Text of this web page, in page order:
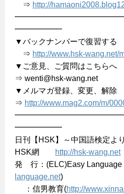
⇒ http://
━━━━━━
▼バックナンバーで復習する
⇒ http://www.hsk-wang.net/
▼ご意見、ご質問はこちらへ
⇒ wenti@hsk-wang.net
▼メルマガ登録、変更、解除
⇒ http://www.mag2.com/m/
━━━━━━
日刊【HSK】～中国語検定よ
HSK網
http://hsk-wang.net
発 行：(ELC)Easy Language
language.net)
：信男教育(http://